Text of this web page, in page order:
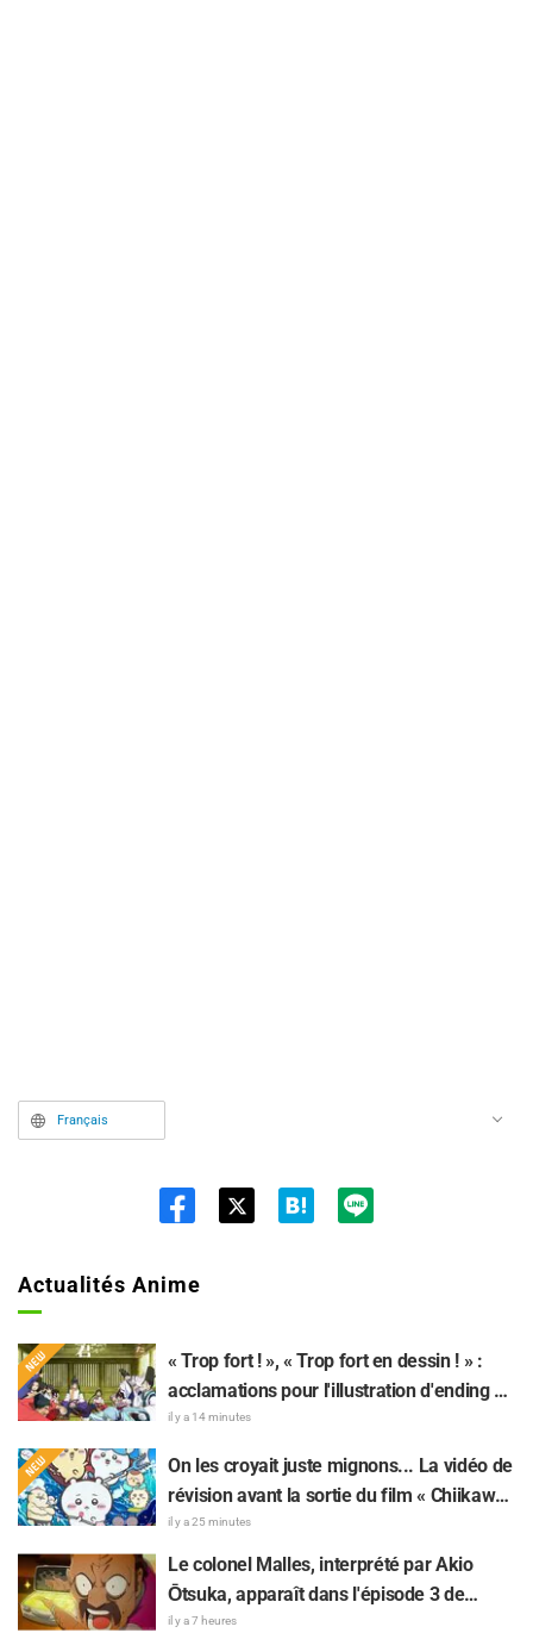
Français
Actualités Anime
« Trop fort ! », « Trop fort en dessin ! » :
acclamations pour l'illustration d'ending du
13e épisode dessinée par Asaki Yuikawa,
de « The Elusive Samurai »
il y a 14 minutes
On les croyait juste mignons... La vidéo de
révision avant la sortie du film « Chiikawa
» suscite des réactions surprises face au
décalage : « C'est plus sévère qu'imaginé
», « Ça ne parle que de travail »
il y a 25 minutes
Le colonel Malles, interprété par Akio
Ōtsuka, apparaît dans l'épisode 3 de
l'anime TV « The Ghost in the Shell » !
il y a 7 heures